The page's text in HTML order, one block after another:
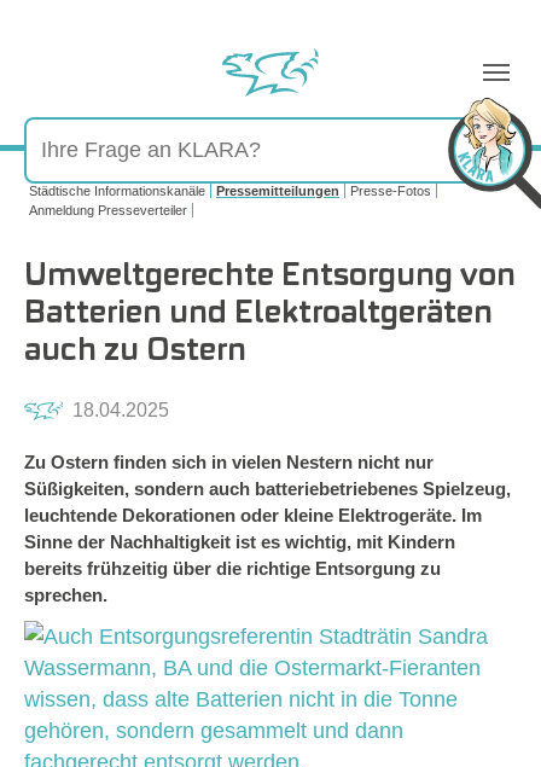
Sie sind hier:
Städtische Informationskanäle Pressemitteilungen
Presse-Fotos
Anmeldung Presseverteiler
Umweltgerechte Entsorgung von
Batterien und Elektroaltgeräten
auch zu Ostern
18.04.2025
Zu Ostern finden sich in vielen Nestern nicht nur
Süßigkeiten, sondern auch batteriebetriebenes Spielzeug,
leuchtende Dekorationen oder kleine Elektrogeräte. Im
Sinne der Nachhaltigkeit ist es wichtig, mit Kindern
bereits frühzeitig über die richtige Entsorgung zu
sprechen.